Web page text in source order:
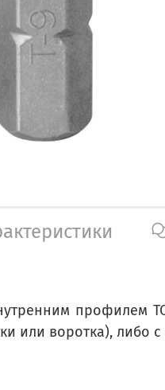
профилем
или воротка), либо